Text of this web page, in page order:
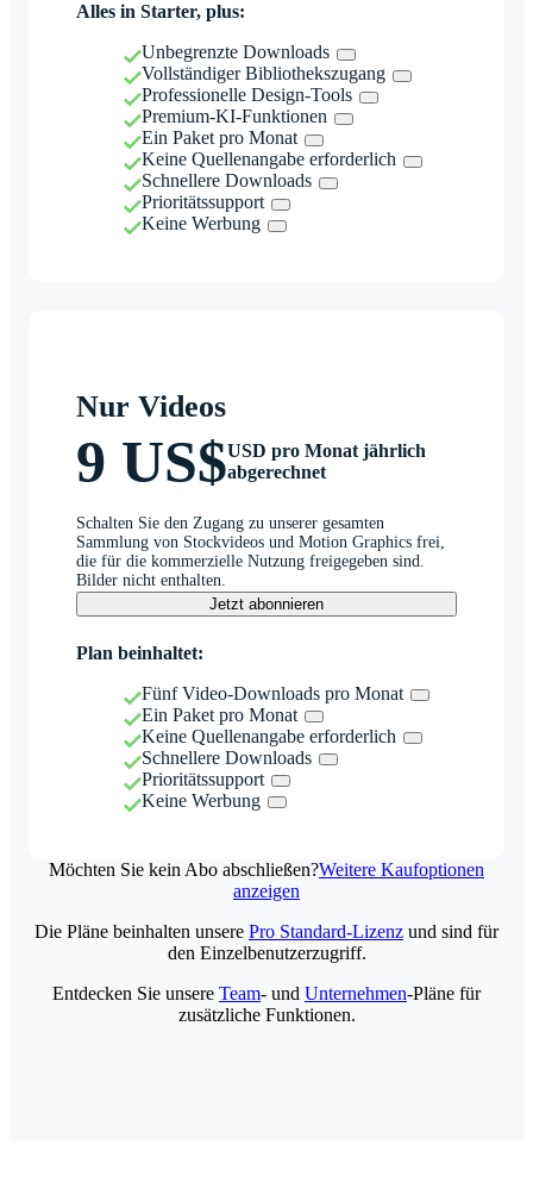
Alles in Starter, plus:
Unbegrenzte Downloads
Vollständiger Bibliothekszugang
Professionelle Design-Tools
Premium-KI-Funktionen
Ein Paket pro Monat
Keine Quellenangabe erforderlich
Schnellere Downloads
Prioritätssupport
Keine Werbung
Nur Videos
9 US$USD pro Monat jährlich
abgerechnet
Schalten Sie den Zugang zu unserer gesamten
Sammlung von Stockvideos und Motion Graphics frei,
die für die kommerzielle Nutzung freigegeben sind.
Bilder nicht enthalten.
Jetzt abonnieren
Plan beinhaltet:
Fünf Video-Downloads pro Monat
Ein Paket pro Monat
Keine Quellenangabe erforderlich
Schnellere Downloads
Prioritätssupport
Keine Werbung
Möchten Sie kein Abo abschließen?Weitere Kaufoptionen
anzeigen
Die Pläne beinhalten unsere Pro Standard-Lizenz und sind für
den Einzelbenutzerzugriff.
Entdecken Sie unsere Team- und Unternehmen-Pläne für
zusätzliche Funktionen.